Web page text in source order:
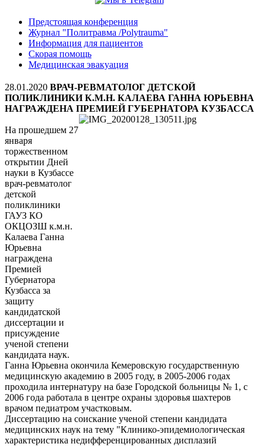
Предстоящая конференция
Журнал "Политравма /Polytrauma"
Информация для пациентов
Скорая помощь
Медицинская эвакуация
28.01.2020 ВРАЧ-РЕВМАТОЛОГ ДЕТСКОЙ
ПОЛИКЛИНИКИ К.М.Н. КАЛАЕВА ГАННА ЮРЬЕВНА
НАГРАЖДЕНА ПРЕМИЕЙ ГУБЕРНАТОРА КУЗБАССА
На прошедшем 27
января
торжественном
открытии Дней
науки в Кузбассе
врач-ревматолог
детской
поликлиники
ГАУЗ КО
ОКЦОЗШ к.м.н.
Калаева Ганна
Юрьевна
награждена
Премией
Губернатора
Кузбасса за
защиту
кандидатской
диссертации и
присуждение
ученой степени
кандидата наук.
Ганна Юрьевна окончила Кемеровскую государственную
медицинскую академию в 2005 году, в 2005-2006 годах
проходила интернатуру на базе Городской больницы № 1, с
2006 года работала в центре охраны здоровья шахтеров
врачом педиатром участковым.
Диссертацию на соискание ученой степени кандидата
медицинских наук на тему "Клинико-эпидемиологическая
характеристика недифференцированных дисплазий